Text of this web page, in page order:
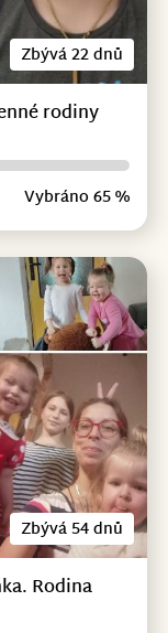
Zbývá 22 dnů
rodiny
Vybráno 65 %
Zbývá 54 dnů
Rodina